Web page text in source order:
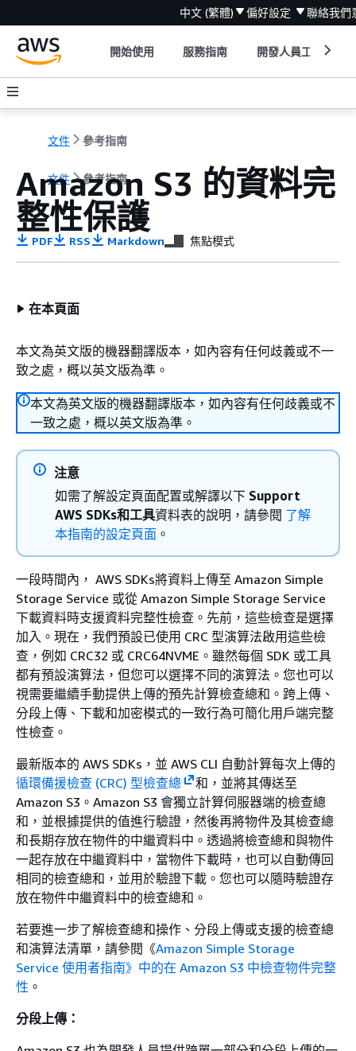
中文 (繁體) 偏好設定 聯絡我們
開始使用 服務指南 開發人員工具
文件 參考指南
文件 參考指南
Amazon S3 的資料完
整性保護
PDF RSS Markdown 焦點模式
在本頁面
本文為英文版的機器翻譯版本，如內容有任何歧義或不一
致之處，概以英文版為準。
本文為英文版的機器翻譯版本，如內容有任何歧義或不
一致之處，概以英文版為準。
注意
如需了解設定頁面配置或解譯以下 Support
AWS SDKs和工具資料表的說明，請參閱 了解
本指南的設定頁面 。
一段時間內， AWS SDKs將資料上傳至 Amazon Simple
Storage Service 或從 Amazon Simple Storage Service
下載資料時支援資料完整性檢查。先前，這些檢查是選擇
加入。現在，我們預設已使用 CRC 型演算法啟用這些檢
查，例如 CRC32 或 CRC64NVME。雖然每個 SDK 或工具
都有預設演算法，但您可以選擇不同的演算法。您也可以
視需要繼續手動提供上傳的預先計算檢查總和。跨上傳、
分段上傳、下載和加密模式的一致行為可簡化用戶端完整
性檢查。
最新版本的 AWS SDKs，並 AWS CLI 自動計算每次上傳的
循環備援檢查 (CRC) 型檢查總
和，並將其傳送至
Amazon S3。Amazon S3 會獨立計算伺服器端的檢查總
和，並根據提供的值進行驗證，然後再將物件及其檢查總
和長期存放在物件的中繼資料中。透過將檢查總和與物件
一起存放在中繼資料中，當物件下載時，也可以自動傳回
相同的檢查總和，並用於驗證下載。您也可以隨時驗證存
放在物件中繼資料中的檢查總和。
若要進一步了解檢查總和操作、分段上傳或支援的檢查總
和演算法清單，請參閱《Amazon Simple Storage
Service 使用者指南》中的在 Amazon S3 中檢查物件完整
性 。
分段上傳：